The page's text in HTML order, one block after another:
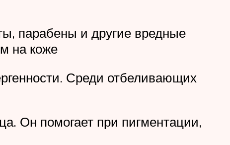
парабены и другие вредные
на коже
Среди отбеливающих
Он помогает при пигментации,